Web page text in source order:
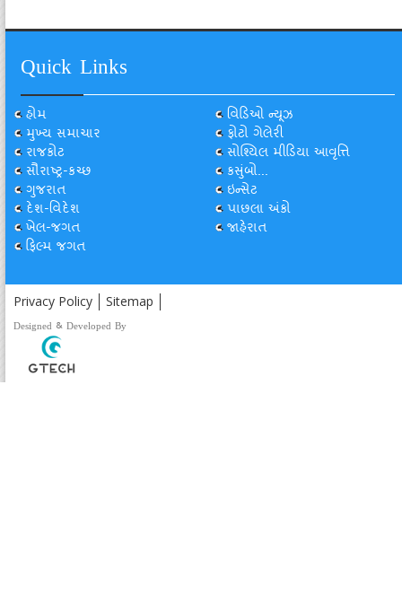
Quick Links
હોમ
મુખ્ય સમાચાર
રાજકોટ
સૌરાષ્ટ્ર-કચ્છ
ગુજરાત
દેશ-વિદેશ
ખેલ-જગત
ફિલ્મ જગત
વિડિઓ ન્યૂઝ
ફોટો ગેલેરી
સોશ્યિલ મીડિયા આવૃત્તિ
કસુંબો...
ઇન્સેટ
પાછલા અંકો
જાહેરાત
Privacy Policy Sitemap
Designed & Developed By